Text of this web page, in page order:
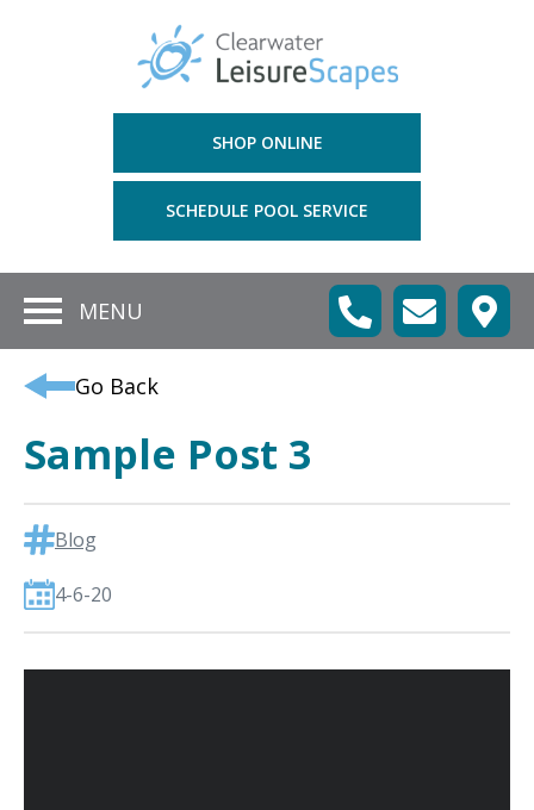
SHOP ONLINE
SCHEDULE POOL SERVICE
MENU
Go Back
Sample Post 3
Blog
4-6-20